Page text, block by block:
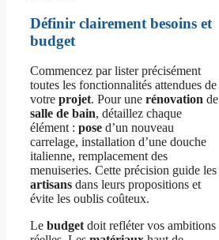
Définir clairement besoins et
budget
Commencez par lister précisément
toutes les fonctionnalités attendues de
votre projet. Pour une rénovation de
salle de bain, détaillez chaque
élément : pose d’un nouveau
carrelage, installation d’une douche
italienne, remplacement des
menuiseries. Cette précision guide les
artisans dans leurs propositions et
évite les oublis coûteux.
Le budget doit refléter vos ambitions